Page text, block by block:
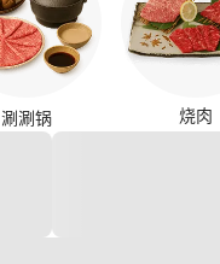
涮涮锅 烧肉